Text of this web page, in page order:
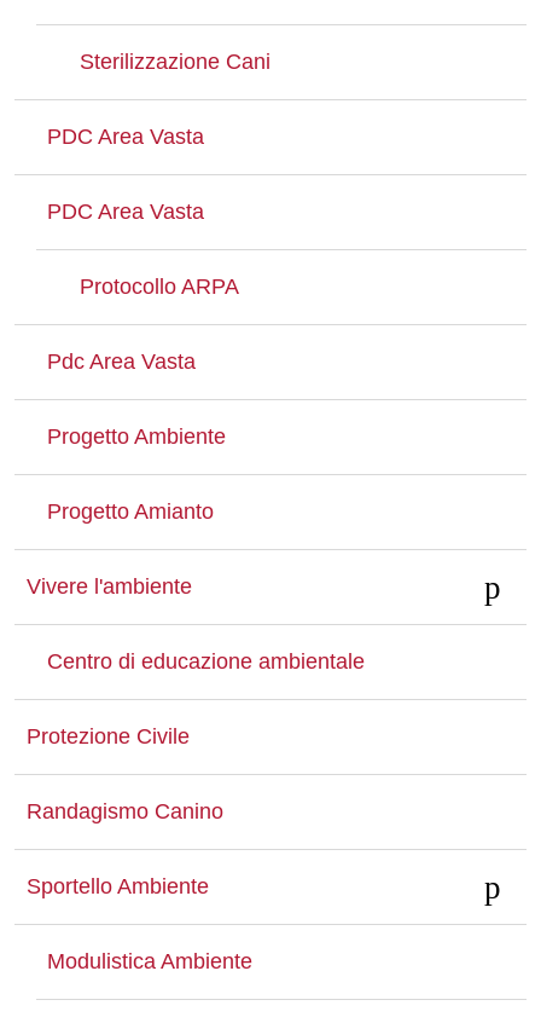
Sterilizzazione Cani
PDC Area Vasta
PDC Area Vasta
Protocollo ARPA
Pdc Area Vasta
Progetto Ambiente
Progetto Amianto
Vivere l'ambiente
Centro di educazione ambientale
Protezione Civile
Randagismo Canino
Sportello Ambiente
Modulistica Ambiente